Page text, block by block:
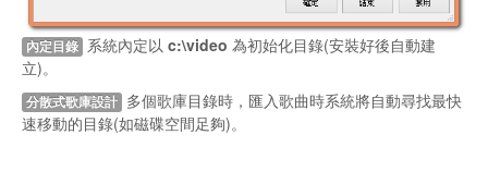
內定目錄 系統內定以 c:\video 為初始化目錄(安裝好後自動建
立)。
分散式歌庫設計 多個歌庫目錄時，匯入歌曲時系統將自動尋找最快
速移動的目錄(如磁碟空間足夠)。